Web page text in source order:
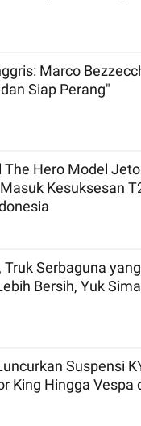
Marco
Siap Perang"
Hero Model
Kesuksesan
Truk Serbaguna yang
Bersih, Yuk
Suspensi
King Hingga Vespa